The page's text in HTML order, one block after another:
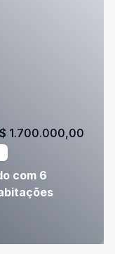
com 6
1.700.000,00